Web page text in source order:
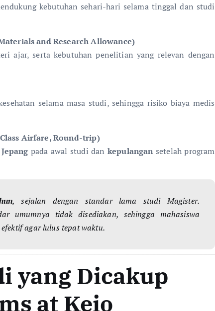
kebutuhan sehari-hari selama tinggal dan studi
and Research Allowance)
ajar, serta kebutuhan penelitian yang relevan dengan
selama masa studi, sehingga risiko biaya medis
Airfare, Round-trip)
pada awal studi dan kepulangan setelah program
, sejalan dengan standar lama studi Magister.
umumnya tidak disediakan, sehingga mahasiswa
agar lulus tepat waktu.
yang Dicakup
at Keio